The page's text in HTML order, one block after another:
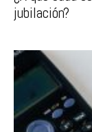
jubilación?